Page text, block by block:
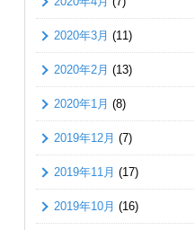
2020年3月 (11)
2020年2月 (13)
2020年1月 (8)
2019年12月 (7)
2019年11月 (17)
2019年10月 (16)